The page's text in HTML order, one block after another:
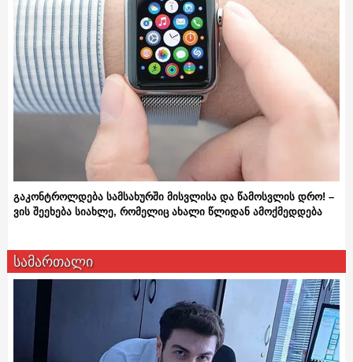
გაკონტროლდება სამსახურში მისვლისა და წამოსვლის დრო! –
ვის შეეხება სიახლე, რომელიც ახალი წლიდან ამოქმედდება
სამართალი